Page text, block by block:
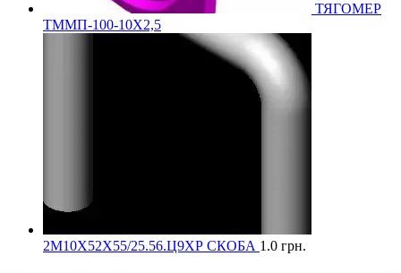
ТЯГОМЕР
ТММП-100-10Х2,5
2М10Х52Х55/25.56.Ц9ХР СКОБА 1.0 грн.